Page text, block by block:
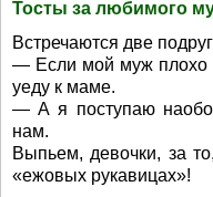
Тосты за любимого
Встречаются две
— Если мой муж плохо
уеду к маме.
— А я поступаю
нам.
Выпьем, девочки, за
«ежовых рукавицах»!